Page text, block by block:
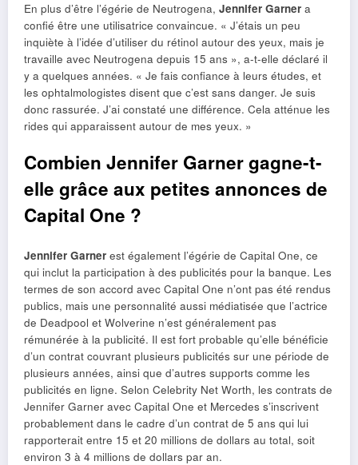
En plus d’être l’égérie de Neutrogena, Jennifer Garner a
confié être une utilisatrice convaincue. « J’étais un peu
inquiète à l’idée d’utiliser du rétinol autour des yeux, mais je
travaille avec Neutrogena depuis 15 ans », a-t-elle déclaré il
y a quelques années. « Je fais confiance à leurs études, et
les ophtalmologistes disent que c’est sans danger. Je suis
donc rassurée. J’ai constaté une différence. Cela atténue les
rides qui apparaissent autour de mes yeux. »
Combien Jennifer Garner gagne-t-
elle grâce aux petites annonces de
Capital One ?
Jennifer Garner est également l’égérie de Capital One, ce
qui inclut la participation à des publicités pour la banque. Les
termes de son accord avec Capital One n’ont pas été rendus
publics, mais une personnalité aussi médiatisée que l’actrice
de Deadpool et Wolverine n’est généralement pas
rémunérée à la publicité. Il est fort probable qu’elle bénéficie
d’un contrat couvrant plusieurs publicités sur une période de
plusieurs années, ainsi que d’autres supports comme les
publicités en ligne. Selon Celebrity Net Worth, les contrats de
Jennifer Garner avec Capital One et Mercedes s’inscrivent
probablement dans le cadre d’un contrat de 5 ans qui lui
rapporterait entre 15 et 20 millions de dollars au total, soit
environ 3 à 4 millions de dollars par an.